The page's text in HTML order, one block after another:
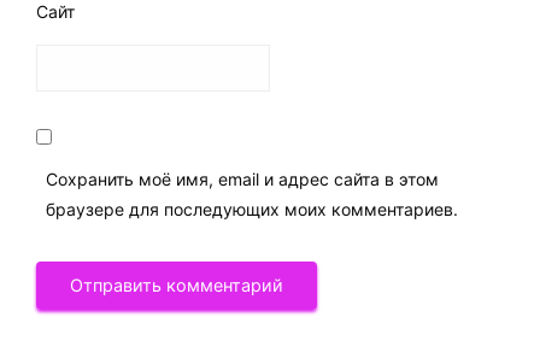
Сайт
Сохранить моё имя, email и адрес сайта в этом
браузере для последующих моих комментариев.